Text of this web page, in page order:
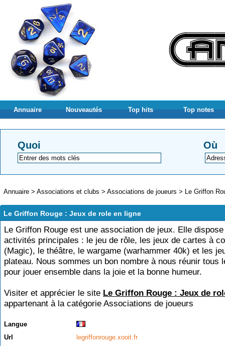
Annuaire Nouveautés Top hits Top notes
Quoi Où
Annuaire > Associations et clubs > Associations de joueurs > Le Griffon
Le Griffon Rouge : Jeux de role en ligne
Le Griffon Rouge est une association de jeux. Elle
activités principales : le jeu de rôle, les jeux de cartes à
(Magic), le théâtre, le wargame (warhammer 40k) et les
plateau. Nous sommes un bon nombre à nous réunir tous
pour jouer ensemble dans la joie et la bonne humeur.
Visiter et apprécier le site Le Griffon Rouge : Jeux de
appartenant à la catégorie Associations de joueurs
Langue
Url
legriffonrouge.xooit.fr